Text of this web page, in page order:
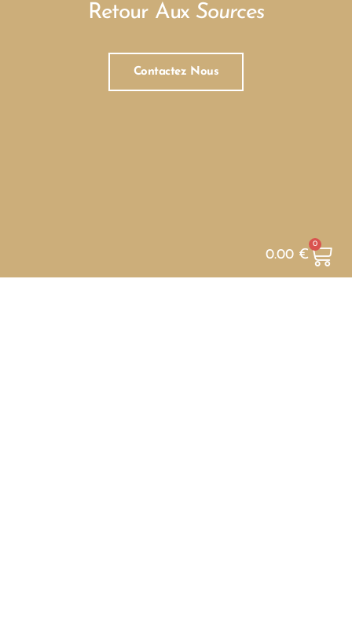
0.00 €
0
Retour Aux Sources
Contactez Nous